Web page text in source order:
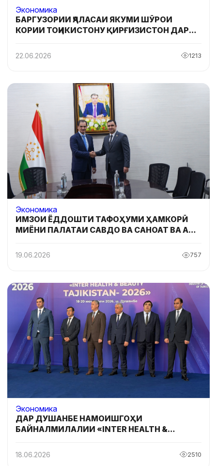
Экономика
БАРГУЗОРИИ ҶАЛАСАИ ЯКУМИ ШӮРОИ
КОРИИ ТОҶИКИСТОНУ ҚИРҒИЗИСТОН ДАР
22.06.2026 1213
Экономика
ИМЗОИ ЁДДОШТИ ТАФОҲУМИ ҲАМКОРӢ
МИЁНИ ПАЛАТАИ САВДО ВА САНОАТ ВА АФК
19.06.2026 757
Экономика
ДАР ДУШАНБЕ НАМОИШГОҲИ
БАЙНАЛМИЛАЛИИ «INTER HEALTH &
18.06.2026 2510